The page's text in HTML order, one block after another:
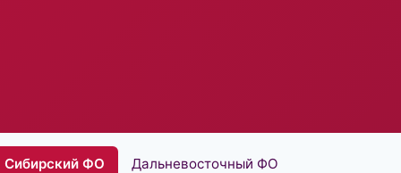
Сибирский ФО Дальневосточный ФО